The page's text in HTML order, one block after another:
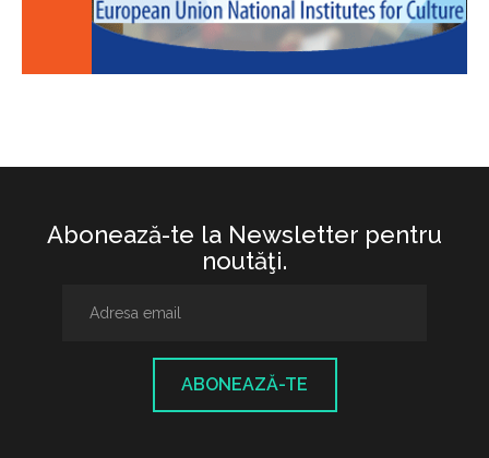
Abonează-te la Newsletter pentru
noutăţi.
ABONEAZĂ-TE